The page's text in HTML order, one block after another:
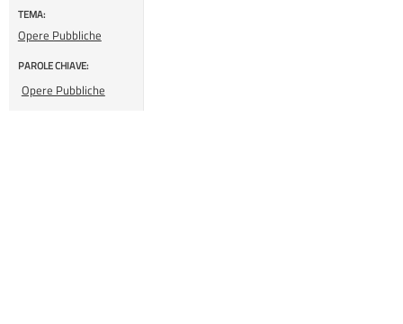
TEMA:
Opere Pubbliche
PAROLE CHIAVE:
Opere Pubbliche